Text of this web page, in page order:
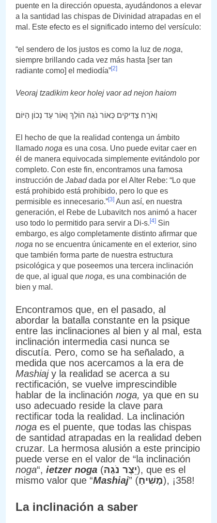
puente en la dirección opuesta, ayudándonos a elevar
a la santidad las chispas de Divinidad atrapadas en el
mal. Este efecto es el significado interno del versículo:
“el sendero de los justos es como la luz de noga,
siempre brillando cada vez más hasta [ser tan
radiante como] el mediodía”[2]
Veoraj tzadikim keor holej vaor ad nejon haiom
וְאֹרַח צַדִּיקִים כְּאוֹר נֹגַהּ הוֹלֵךְ וָאוֹר עַד נְכוֹן הַיּוֹם
El hecho de que la realidad contenga un ámbito
llamado noga es una cosa. Uno puede evitar caer en
él de manera equivocada simplemente evitándolo por
completo. Con este fin, encontramos una famosa
instrucción de Jabaddada por el Alter Rebe: “Lo que
está prohibido está prohibido, pero lo que es
permisible es innecesario.”[3] Aun así, en nuestra
generación, el Rebe de Lubavitch nos animó a hacer
uso todo lo permitido para servir a Di-s. [4] Sin
embargo, es algo completamente distinto afirmar que
noga no se encuentra únicamente en el exterior, sino
que también forma parte de nuestra estructura
psicológica y que poseemos una tercera inclinación
de que, al igual que noga, es una combinación de
bien y mal.
Encontramos que, en el pasado, al
abordar la batalla constante en la psique
entre las inclinaciones al bien y al mal, esta
inclinación intermedia casi nunca se
discutía. Pero, como se ha señalado, a
medida que nos acercamos a la era de
Mashiajy la realidad se acerca a su
rectificación, se vuelve imprescindible
hablar de la inclinación noga, ya que en su
uso adecuado reside la clave para
rectificar toda la realidad. La inclinación
noga es el puente, que todas las chispas
de santidad atrapadas en la realidad deben
cruzar. La hermosa alusión a este principio
puede verse en el valor de “la inclinación
noga“, ietzer noga (יֵצֶר נֹגַהּ), que es el
mismo valor que “Mashiaj” (מָשִׁיחַ ), ¡358!
La inclinación a saber